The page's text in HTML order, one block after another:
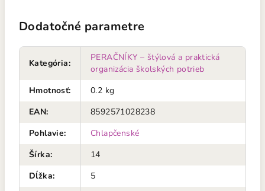
Dodatočné parametre
Kategória:
PERAČNÍKY – štýlová a praktická
organizácia školských potrieb
Hmotnosť:
0.2 kg
EAN:
8592571028238
Pohlavie:
Chlapčenské
Šírka:
14
Dĺžka:
5